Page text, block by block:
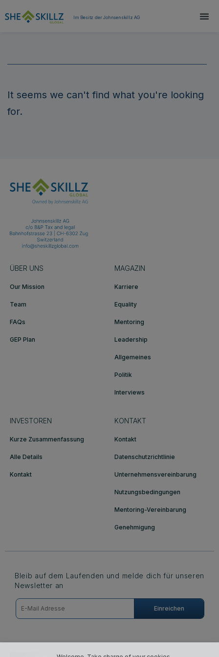
Im Besitz der Johnsenskillz AG
It seems we can't find what you're looking
for.
ÜBER UNS
Our Mission
Team
FAQs
GEP Plan
MAGAZIN
Karriere
Equality
Mentoring
Leadership
Allgemeines
Politik
Interviews
INVESTOREN
Kurze Zusammenfassung
Alle Details
Kontakt
KONTAKT
Kontakt
Datenschutzrichtlinie
Unternehmensvereinbarung
Nutzungsbedingungen
Mentoring-Vereinbarung
Genehmigung
Bleib auf dem Laufenden und melde dich für unseren
Newsletter an
© Images: Envato, Getty Images, Adobe